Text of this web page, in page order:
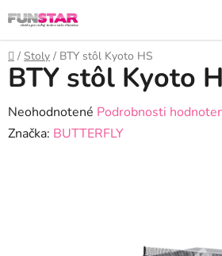
na
obsah
Domov
/ Stoly / BTY stôl Kyoto HS
BTY stôl Kyoto
Priemerné
hodnotenie
Neohodnotené Podrobnosti
Značka: BUTTERFLY